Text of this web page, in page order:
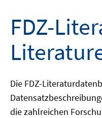
FDZ-
Die FDZ-
die zahlreichen